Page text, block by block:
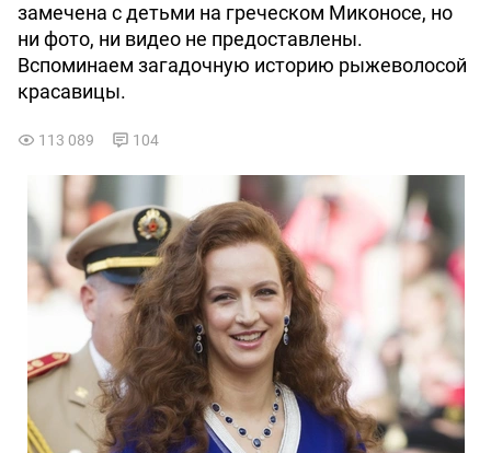
замечена с детьми на греческом Миконосе, но
ни фото, ни видео не предоставлены.
Вспоминаем загадочную историю рыжеволосой
красавицы.
113 089 104